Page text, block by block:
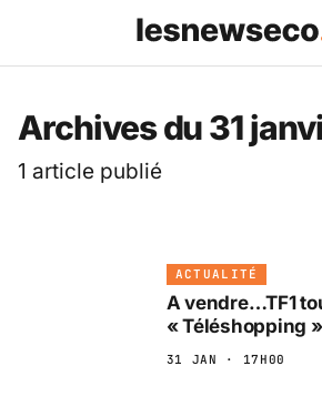
Les
Archives du 31
1 article publié
ACTUALITÉ
A vendre…TF1
« Téléshopping »
31 JAN · 17H00